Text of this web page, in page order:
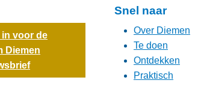
voor de
Diemen
Snel naar
Over Diemen
Te doen
Ontdekken
Praktisch